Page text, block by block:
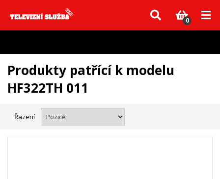
Vzhledem k aktuální situaci se může dodání dílů, které nejsou skladem,
zpozdit. Děkujeme za pochopení.
0
Produkty patřící k modelu
HF322TH 011
Řazení